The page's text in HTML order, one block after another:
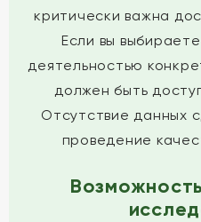
критически важна
Если вы
деятельностью
должен быть
Отсутствие данных
проведение